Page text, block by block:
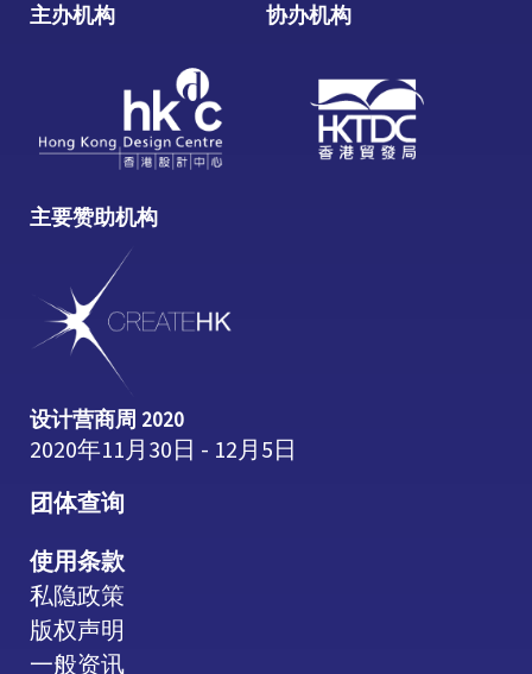
主办机构 协办机构
主要赞助机构
设计营商周 2020
2020年11月30日 - 12月5日
团体查询
使用条款
私隐政策
版权声明
一般资讯